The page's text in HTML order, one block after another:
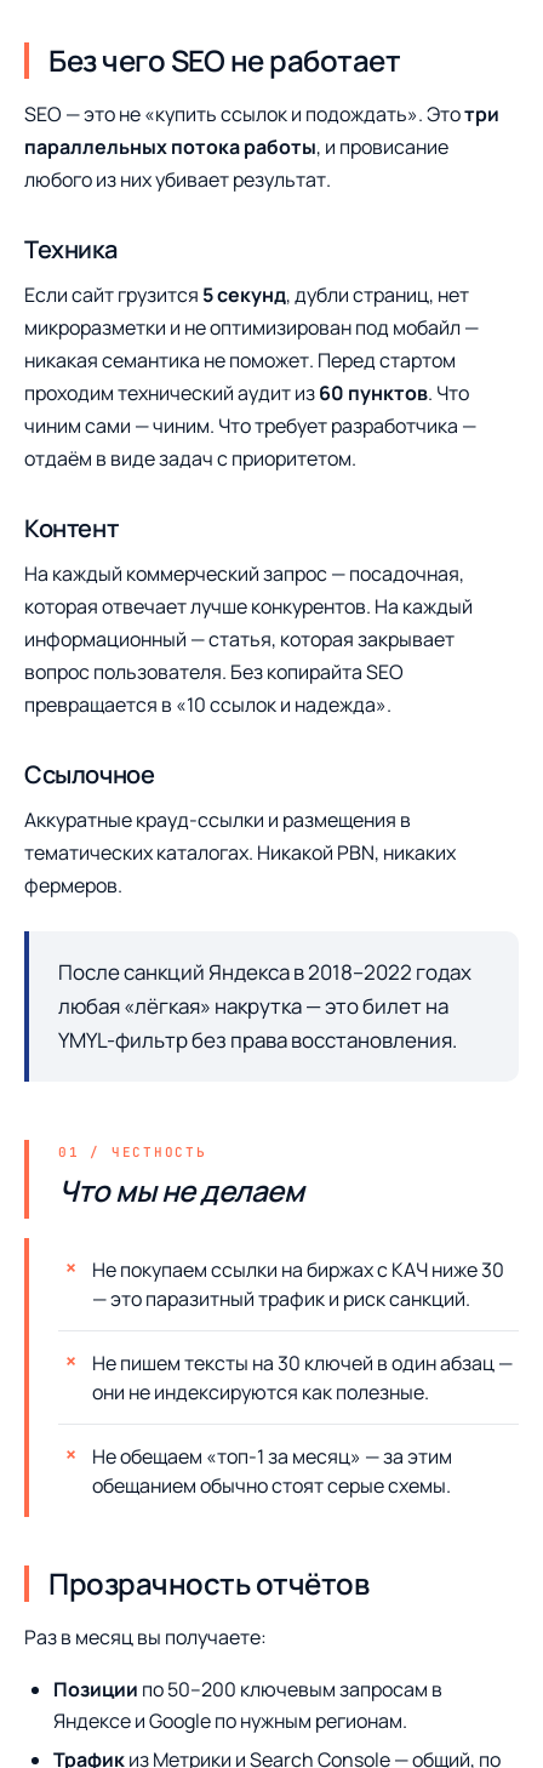
Без чего SEO не работает
SEO — это не «купить ссылок и подождать». Этотри
параллельных потока работы, и провисание
любого из них убивает результат.
Техника
Если сайт грузится 5 секунд, дубли страниц, нет
микроразметки и не оптимизирован под мобайл —
никакая семантика не поможет. Перед стартом
проходим технический аудит из60 пунктов. Что
чиним сами — чиним. Что требует разработчика —
отдаём в виде задач с приоритетом.
Контент
На каждый коммерческий запрос — посадочная,
которая отвечает лучше конкурентов. На каждый
информационный — статья, которая закрывает
вопрос пользователя. Без копирайта SEO
превращается в «10 ссылок и надежда».
Ссылочное
Аккуратные крауд-ссылки и размещения в
тематических каталогах. Никакой PBN, никаких
фермеров.
После санкций Яндекса в 2018–2022 годах
любая «лёгкая» накрутка — это билет на
YMYL-фильтр без права восстановления.
Что мы не делаем
Не покупаем ссылки на биржах с КАЧ ниже 30
— это паразитный трафик и риск санкций.
Не пишем тексты на 30 ключей в один абзац —
они не индексируются как полезные.
Не обещаем «топ-1 за месяц» — за этим
обещанием обычно стоят серые схемы.
Прозрачность отчётов
Раз в месяц вы получаете:
Позиции по 50–200 ключевым запросам в
Яндексе и Google по нужным регионам.
Трафикиз Метрики и Search Console — общий, по